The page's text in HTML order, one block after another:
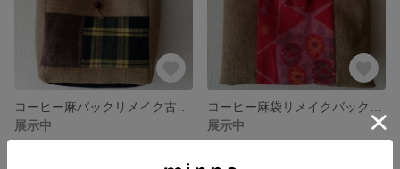
展示中
展示中